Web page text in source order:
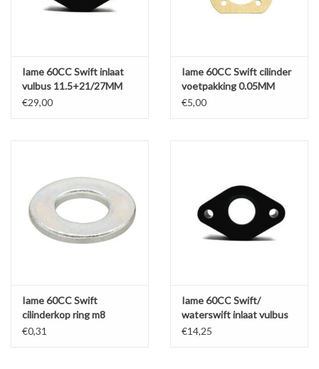
Iame 60CC Swift inlaat
vulbus 11.5+21/27MM
€29,00
Iame 60CC Swift cilinder
voetpakking 0.05MM
€5,00
Iame 60CC Swift
cilinderkop ring m8
€0,31
Iame 60CC Swift/
waterswift inlaat vulbus
26 x 15
€14,25